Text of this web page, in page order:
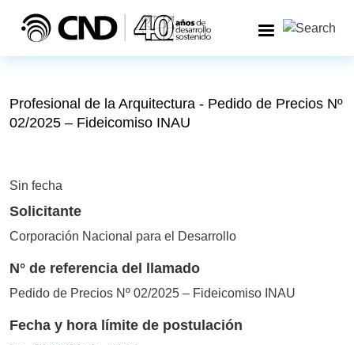
Profesional de la Arquitectura - Pedido de Precios Nº
02/2025 – Fideicomiso INAU
Sin fecha
Solicitante
Corporación Nacional para el Desarrollo
N° de referencia del llamado
Pedido de Precios Nº 02/2025 – Fideicomiso INAU
Fecha y hora límite de postulación